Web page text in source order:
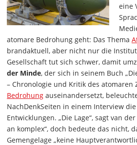
eine
atomare Bedrohung geht: Das Thema
brandaktuell, aber nicht nur die
Gesellschaft tut sich schwer, damit
der Minde, der sich in seinem Buch
– Chronologie und Kritik des atomaren
Bedrohung auseinandersetzt,
NachDenkSeiten in einem Interview
Entwicklungen. „Die Lage“, sagt van
an komplex“, doch bedeute das nicht,
Gemengelage „keine